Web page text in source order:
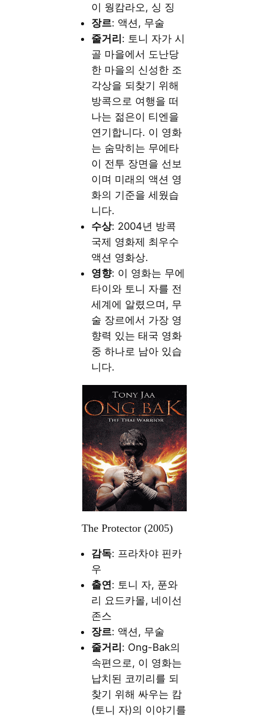
이 웡캄라오, 싱 징
장르: 액션, 무술
줄거리: 토니 자가 시
골 마을에서 도난당
한 마을의 신성한 조
각상을 되찾기 위해
방콕으로 여행을 떠
나는 젊은이 티엔을
연기합니다. 이 영화
는 숨막히는 무에타
이 전투 장면을 선보
이며 미래의 액션 영
화의 기준을 세웠습
니다.
수상: 2004년 방콕
국제 영화제 최우수
액션 영화상.
영향: 이 영화는 무에
타이와 토니 자를 전
세계에 알렸으며, 무
술 장르에서 가장 영
향력 있는 태국 영화
중 하나로 남아 있습
니다.
The Protector (2005)
감독: 프라차야 핀카
우
출연: 토니 자, 푼와
리 요드카몰, 네이선
존스
장르: 액션, 무술
줄거리 : Ong-Bak의
속편으로, 이 영화는
납치된 코끼리를 되
찾기 위해 싸우는 캄
(토니 자)의 이야기를